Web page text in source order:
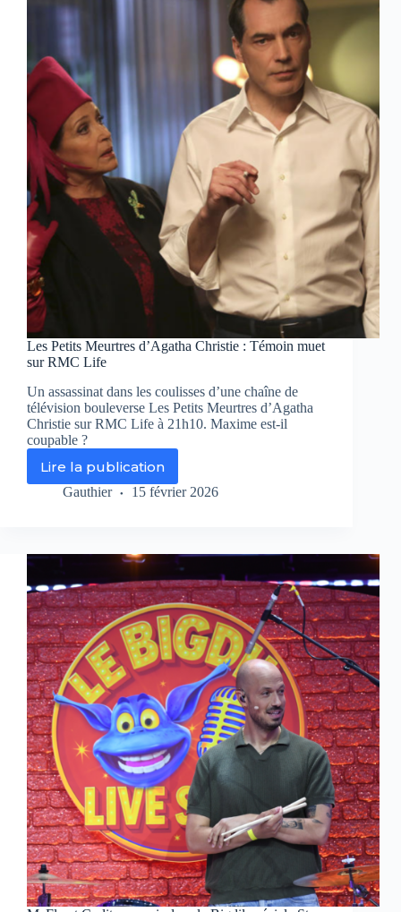
Les Petits Meurtres d’Agatha Christie : Témoin muet
sur RMC Life
Un assassinat dans les coulisses d’une chaîne de
télévision bouleverse Les Petits Meurtres d’Agatha
Christie sur RMC Life à 21h10. Maxime est-il
coupable ?
Lire la publication
Les
Petits
:
Témoin
muet
sur
RMC
Life
Gauthier 15 février 2026